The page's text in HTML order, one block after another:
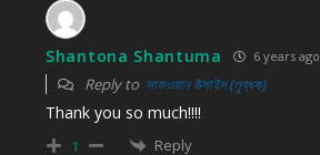
Shantona Shantuma 6 years ago
Reply to সাফওয়ান উসাইদ (লুব্ধক)
Thank you so much!!!!
1 Reply